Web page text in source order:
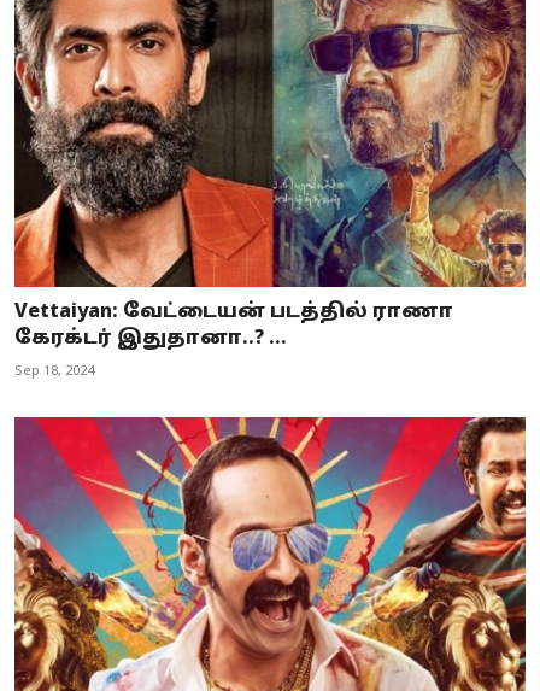
Vettaiyan: வேட்டையன் படத்தில் ராணா
கேரக்டர் இதுதானா..? ...
Sep 18, 2024